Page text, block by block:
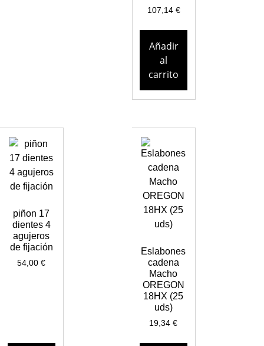
107,14 €
Añadir
al
carrito
piñon 17
dientes 4
agujeros
de fijación
54,00€
Eslabones
cadena
Macho
OREGON
18HX (25
uds)
19,34€